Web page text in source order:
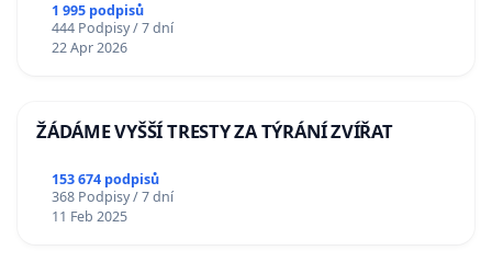
1 995 podpisů
444 Podpisy / 7 dní
22 Apr 2026
ŽÁDÁME VYŠŠÍ TRESTY ZA TÝRÁNÍ ZVÍŘAT
153 674 podpisů
368 Podpisy / 7 dní
11 Feb 2025